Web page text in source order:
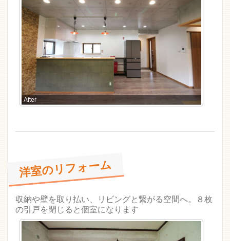
After
洋室のリフォーム
収納や壁を取り払い、リビングと繋がる空間へ。８枚
の引戸を閉じると個室になります